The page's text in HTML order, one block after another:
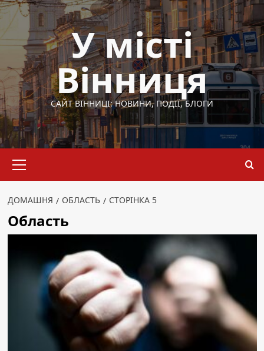
Перейти
до
вмісту
У місті
Вінниця
САЙТ ВІННИЦІ: НОВИНИ, ПОДІЇ, БЛОГИ
меню
ДОМАШНЯ ОБЛАСТЬ СТОРІНКА 5
Область